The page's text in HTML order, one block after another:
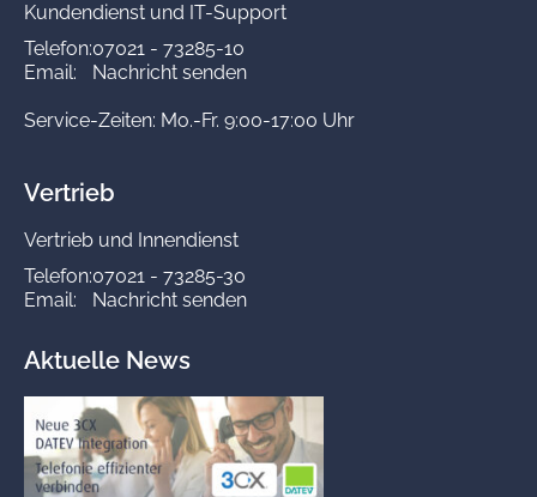
Kundendienst und IT-Support
Telefon:07021 - 73285-10
Email:
Nachricht senden
Service-Zeiten: Mo.-Fr. 9:00-17:00 Uhr
Vertrieb
Vertrieb und Innendienst
Telefon:07021 - 73285-30
Email:
Nachricht senden
Aktuelle News